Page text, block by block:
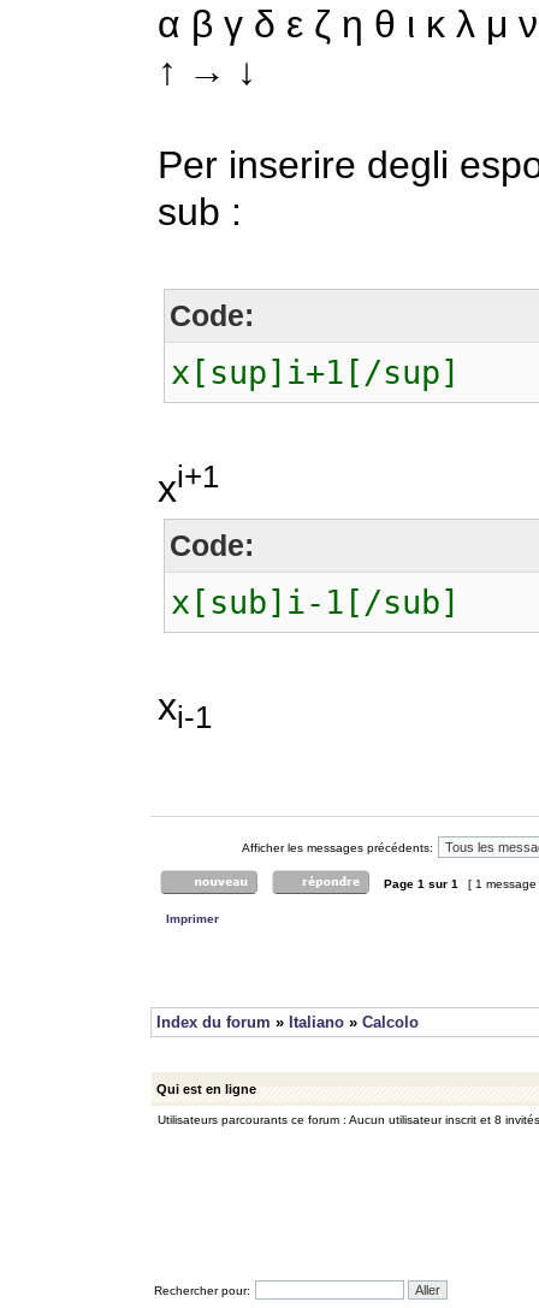
α β γ δ ε ζ η θ ι κ λ
↑ → ↓
Per inserire degli
sub :
Code:
x[sup]i+1[/sup]
xi+1
Code:
x[sub]i-1[/sub]
xi-1
Afficher les messages précédents:
Page 1 sur 1 [ 1
Imprimer
Index du forum » Italiano » Calcolo
Qui est en ligne
Utilisateurs parcourants ce forum : Aucun utilisateur inscrit et 8 invités
Rechercher pour: